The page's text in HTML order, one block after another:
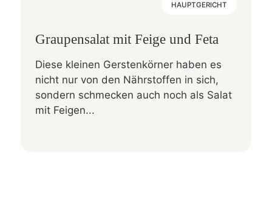
HAUPTGERICHT
Graupensalat mit Feige und Feta
Diese kleinen Gerstenkörner haben es
nicht nur von den Nährstoffen in sich,
sondern schmecken auch noch als Salat
mit Feigen...